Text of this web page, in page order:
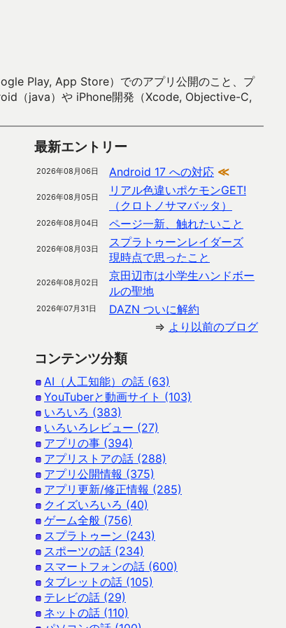
Play, App Store）でのアプリ公開のこと、プ
（java）や iPhone開発（Xcode, Objective-C,
最新エントリー
2026年08月06日 Android 17 への対応 ≪
2026年08月05日
リアル色違いポケモンGET!
（クロトノサマバッタ）
2026年08月04日 ページ一新、触れたいこと
2026年08月03日
スプラトゥーンレイダーズ
現時点で思ったこと
2026年08月02日
京田辺市は小学生ハンドボー
ルの聖地
2026年07月31日
DAZN ついに解約
⇒ より以前のブログ
コンテンツ分類
AI（人工知能）の話 (63)
YouTuberと動画サイト (103)
いろいろ (383)
いろいろレビュー (27)
アプリの事 (394)
アプリストアの話 (288)
アプリ公開情報 (375)
アプリ更新/修正情報 (285)
クイズいろいろ (40)
ゲーム全般 (756)
スプラトゥーン (243)
スポーツの話 (234)
スマートフォンの話 (600)
タブレットの話 (105)
テレビの話 (29)
ネットの話 (110)